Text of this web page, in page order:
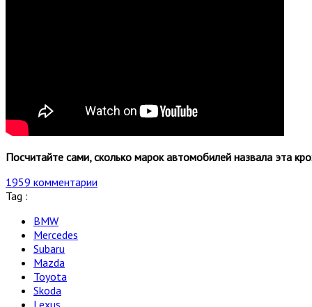
Посчитайте сами, сколько марок автомобилей назвала эта
1959 комментарии
Tag :
BMW
Mercedes
Subaru
Mazda
Toyota
Skoda
Lexus